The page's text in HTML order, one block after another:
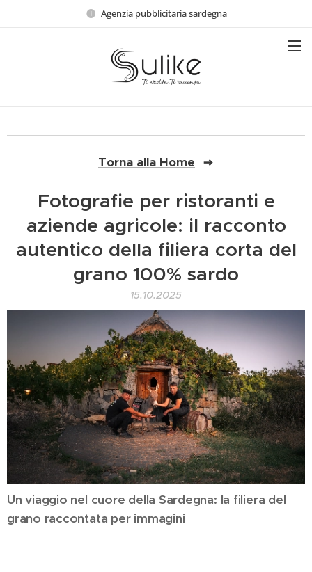
Agenzia pubblicitaria sardegna
Torna alla Home
Fotografie per ristoranti e
aziende agricole: il racconto
autentico della filiera corta del
grano 100% sardo
15.10.2025
Un viaggio nel cuore della Sardegna: la filiera del
grano raccontata per immagini